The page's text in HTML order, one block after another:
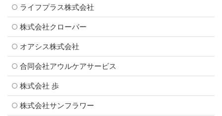
ライフプラス株式会社
株式会社クローバー
オアシス株式会社
合同会社アウルケアサービス
株式会社 歩
株式会社サンフラワー